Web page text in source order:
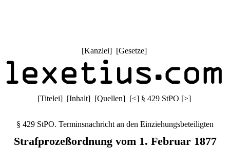
[Kanzlei] [Gesetze]
[Titelei] [Inhalt] [Quellen] [<] § 429 StPO [>]
§ 429 StPO. Terminsnachricht an den Einziehungsbeteiligten
Strafprozeßordnung vom 1. Februar 1877